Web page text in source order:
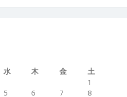
水 木 金
土
1
5 6 7
8